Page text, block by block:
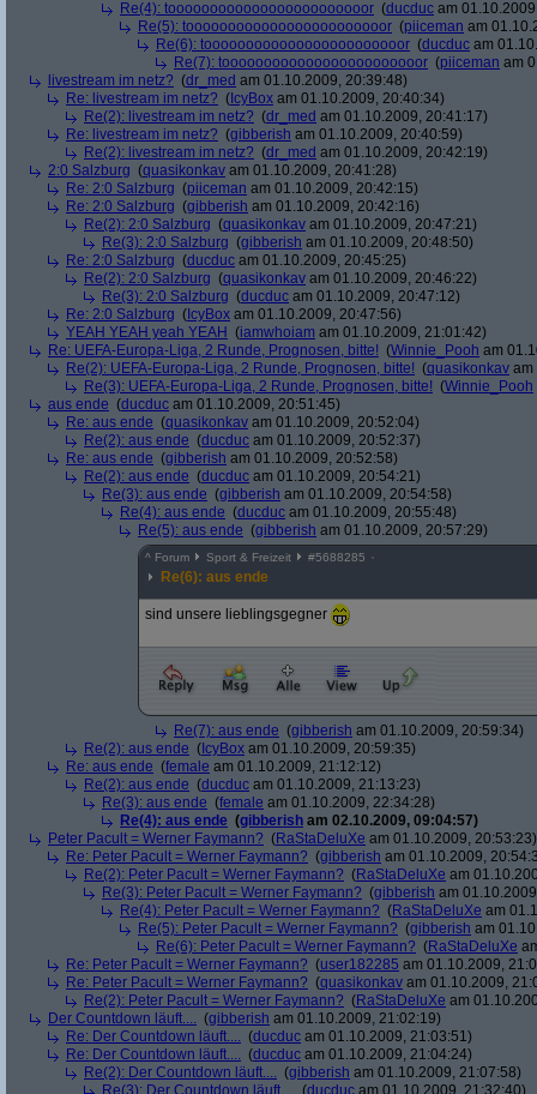
Re(4): toooooooooooooooooooooooor (ducduc am
Re(5): toooooooooooooooooooooooor (piiceman am
Re(6): toooooooooooooooooooooooor (ducduc am
Re(7): toooooooooooooooooooooooor (piiceman am
livestream im netz? (dr_med am 01.10.2009, 20:39:48)
Re: livestream im netz? ( IcyBox am 01.10.2009, 20:40:34)
Re(2): livestream im netz? (dr_med am 01.10.2009, 20:41:17)
Re: livestream im netz? (gibberish am 01.10.2009, 20:40:59)
Re(2): livestream im netz? (dr_med am 01.10.2009, 20:42:19)
2:0 Salzburg (quasikonkav am 01.10.2009, 20:41:28)
Re: 2:0 Salzburg (piiceman am 01.10.2009, 20:42:15)
Re: 2:0 Salzburg (gibberish am 01.10.2009, 20:42:16)
Re(2): 2:0 Salzburg (quasikonkav am 01.10.2009, 20:47:21)
Re(3): 2:0 Salzburg (gibberish am 01.10.2009, 20:48:50)
Re: 2:0 Salzburg (ducduc am 01.10.2009, 20:45:25)
Re(2): 2:0 Salzburg (quasikonkav am 01.10.2009, 20:46:22)
Re(3): 2:0 Salzburg (ducduc am 01.10.2009, 20:47:12)
Re: 2:0 Salzburg ( IcyBox am 01.10.2009, 20:47:56)
YEAH YEAH yeah YEAH (iamwhoiam am 01.10.2009, 21:01:42)
Re: UEFA-Europa-Liga, 2 Runde, Prognosen, bitte! (Winnie_Pooh am
Re(2): UEFA-Europa-Liga, 2 Runde, Prognosen, bitte! (quasikonkav am
Re(3): UEFA-Europa-Liga, 2 Runde, Prognosen, bitte! (Winnie_Pooh
aus ende (ducduc am 01.10.2009, 20:51:45)
Re: aus ende (quasikonkav am 01.10.2009, 20:52:04)
Re(2): aus ende (ducduc am 01.10.2009, 20:52:37)
Re: aus ende (gibberish am 01.10.2009, 20:52:58)
Re(2): aus ende (ducduc am 01.10.2009, 20:54:21)
Re(3): aus ende (gibberish am 01.10.2009, 20:54:58)
Re(4): aus ende (ducduc am 01.10.2009, 20:55:48)
Re(5): aus ende (gibberish am 01.10.2009, 20:57:29)
^ Forum Sport & Freizeit #5688285
Re(6): aus ende
sind unsere lieblingsgegner
Re(7): aus ende (gibberish am 01.10.2009, 20:59:34)
Re(2): aus ende ( IcyBox am 01.10.2009, 20:59:35)
Re: aus ende (female am 01.10.2009, 21:12:12)
Re(2): aus ende (ducduc am 01.10.2009, 21:13:23)
Re(3): aus ende (female am 01.10.2009, 22:34:28)
Re(4): aus ende (gibberish am 02.10.2009, 09:04:57)
Peter Pacult = Werner Faymann? (RaStaDeluXe am 01.10.2009, 20:53:23)
Re: Peter Pacult = Werner Faymann? (gibberish am 01.10.2009,
Re(2): Peter Pacult = Werner Faymann? (RaStaDeluXe am
Re(3): Peter Pacult = Werner Faymann? (gibberish am
Re(4): Peter Pacult = Werner Faymann? (RaStaDeluXe am
Re(5): Peter Pacult = Werner Faymann? (gibberish am
Re(6): Peter Pacult = Werner Faymann? (RaStaDeluXe
Re: Peter Pacult = Werner Faymann? (user182285 am 01.10.2009,
Re: Peter Pacult = Werner Faymann? (quasikonkav am 01.10.2009,
Re(2): Peter Pacult = Werner Faymann? (RaStaDeluXe am
Der Countdown läuft.... (gibberish am 01.10.2009, 21:02:19)
Re: Der Countdown läuft.... (ducduc am 01.10.2009, 21:03:51)
Re: Der Countdown läuft.... (ducduc am 01.10.2009, 21:04:24)
Re(2): Der Countdown läuft.... (gibberish am 01.10.2009, 21:07:58)
Re(3): Der Countdown läuft.... (ducduc am 01.10.2009, 21:32:40)